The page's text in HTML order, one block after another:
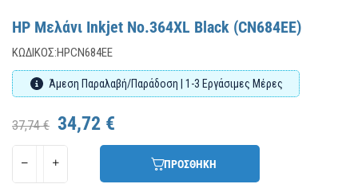
HP Μελάνι Inkjet No.364XL Black (CN684EE)
ΚΩΔΙΚΌΣ:HPCN684EE
Άμεση Παραλαβή/Παράδοση | 1-3 Εργάσιμες Μέρες
37,74 € 34,72 €
ΠΡΟΣΘΗΚΗ